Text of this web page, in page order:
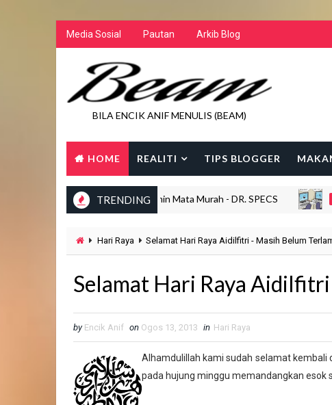
Media Sosial Pautan Arkib Blog
BILA ENCIK ANIF MENULIS (BEAM)
HOME REALITI TIPS BLOGGER
TRENDING
BEING 40S Kedai Cermin Mata Murah - DR. SPECS
Hari Raya Selamat Hari Raya Aidilfitri - Masih Belum
Selamat Hari Raya
by Encik Anif on Ogos 13, 2013 in Hari Raya
Alhamdulillah kami sudah selamat
pada hujung minggu memandangkan esok